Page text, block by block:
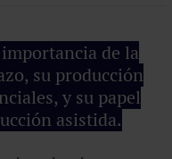
de la
su producción
y su papel
asistida.